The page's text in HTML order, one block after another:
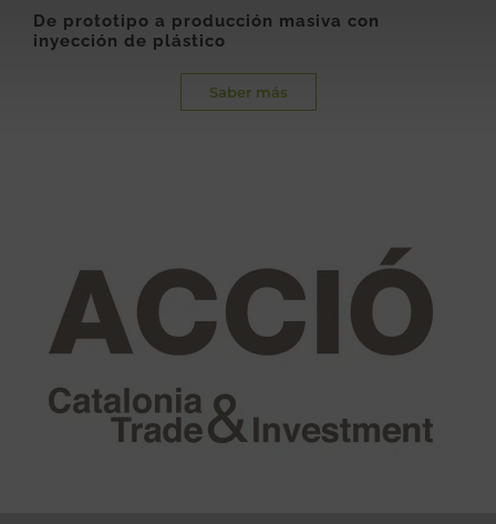
De prototipo a producción masiva con
inyección de plástico
Saber más